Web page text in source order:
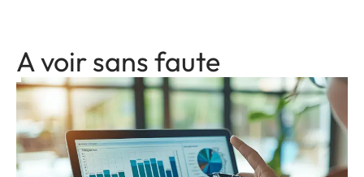
A voir sans faute